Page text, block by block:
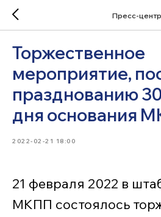
Пресс-центр
Торжественное
мероприятие,
празднованию
дня основания
2022-02-21 18:00
21 февраля 2022 в
МКПП состоялось